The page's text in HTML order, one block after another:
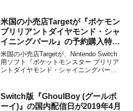
838円(税込Switch)に設定されています。
水中スクーター...
米国の小売店Targetが『ポケモン
ブリリアントダイヤモンド・シャ
イニングパール』の予約購入特典
を発表！
米国の小売店Targetが、Nintendo Switch
用ソフト『ポケットモンスター ブリリア
ントダイヤモンド・シャイニングパー
の「ジャーナル (手帳)」をもらうことが
できます。数量は限られているので、...
Switch版『GhoulBoy (グールボ
ーイ)』の国内配信日が2019年4月